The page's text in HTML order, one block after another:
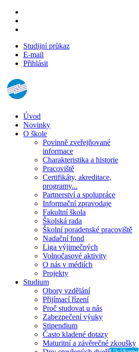
Studijní průkaz
E-mail
Přihlásit
Úvod
Novinky
O škole
Povinně zveřejňované
informace
Charakteristika a historie
Pracoviště
Certifikáty, akreditace,
programy...
Partnerství a spolupráce
Informační zpravodaje
Fakultní škola
Školská rada
Školní poradenské pracoviště
Nadační fond
Liga výjimečných
Volnočasové aktivity
O nás v médiích
Projekty
Studium
Obory vzdělání
Přijímací řízení
Proč studovat u nás
Zabezpečení výuky
Stipendium
Často kladené dotazy
Maturitní a závěrečné zkoušky